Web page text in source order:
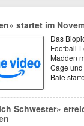
startet im
Das
Football-
Madden
Cage
Bale
Schwester»